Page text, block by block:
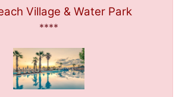
Village & Water Park
****